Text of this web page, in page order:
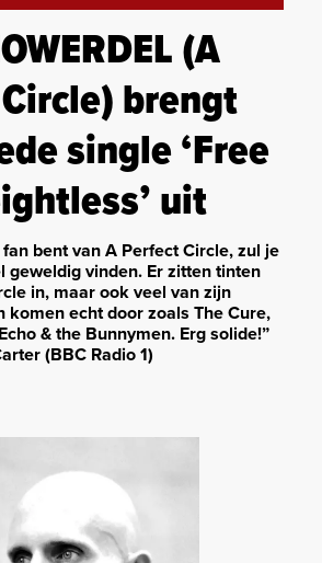
(A
brengt
single ‘Free
uit
bent van A Perfect Circle, zul je
geweldig vinden. Er zitten tinten
in, maar ook veel van zijn
komen echt door zoals The Cure,
& the Bunnymen. Erg solide!”
(BBC Radio 1)